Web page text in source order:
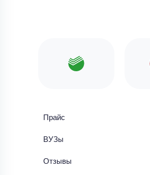
Прайс
ВУЗы
Отзывы